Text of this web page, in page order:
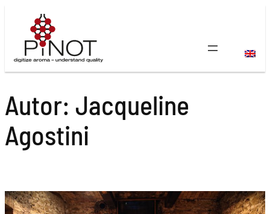
Inhalt
wechseln
Autor: Jacqueline
Agostini